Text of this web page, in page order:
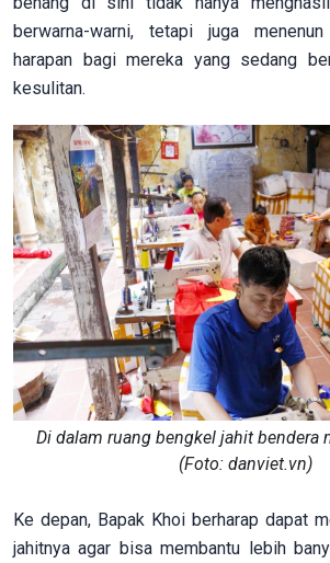
berwarna-warni, tetapi juga
harapan bagi mereka yang sedang
kesulitan.
Di dalam ruang bengkel jahit bendera
(Foto: danviet.vn)
Ke depan, Bapak Khoi berharap dapat
jahitnya agar bisa membantu lebih